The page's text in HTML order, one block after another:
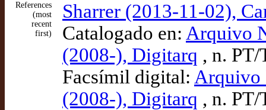
References
(most
recent
first)
Sharrer (2013-11-02),
Catalogado en: Arquivo
(2008-), Digitarq , n.
Facsímil digital: Arquivo
(2008-), Digitarq , n.